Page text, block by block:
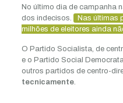
No último dia de campanha
dos indecisos.
Nas últimas
milhões de eleitores ainda
O Partido Socialista, de
e o Partido Social
outros partidos de centro-
tecnicamente.